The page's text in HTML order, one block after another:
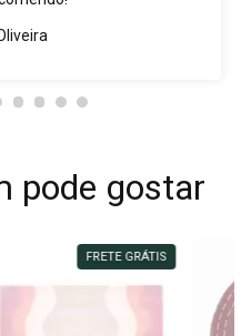
pode gostar
FRETE GRÁTIS